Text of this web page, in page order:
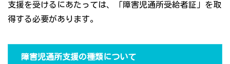
支援を受けるにあたっては、「障害児通所受給者証」を取
得する必要があります。
障害児通所支援の種類について